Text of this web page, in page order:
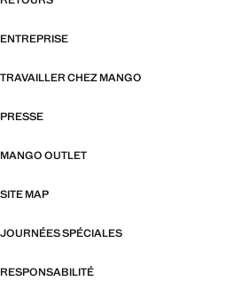
ENTREPRISE
TRAVAILLER CHEZ MANGO
PRESSE
MANGO OUTLET
SITE MAP
JOURNÉES SPÉCIALES
RESPONSABILITÉ